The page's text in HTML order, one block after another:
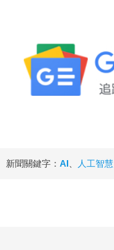
新聞關鍵字： AI 人工智慧